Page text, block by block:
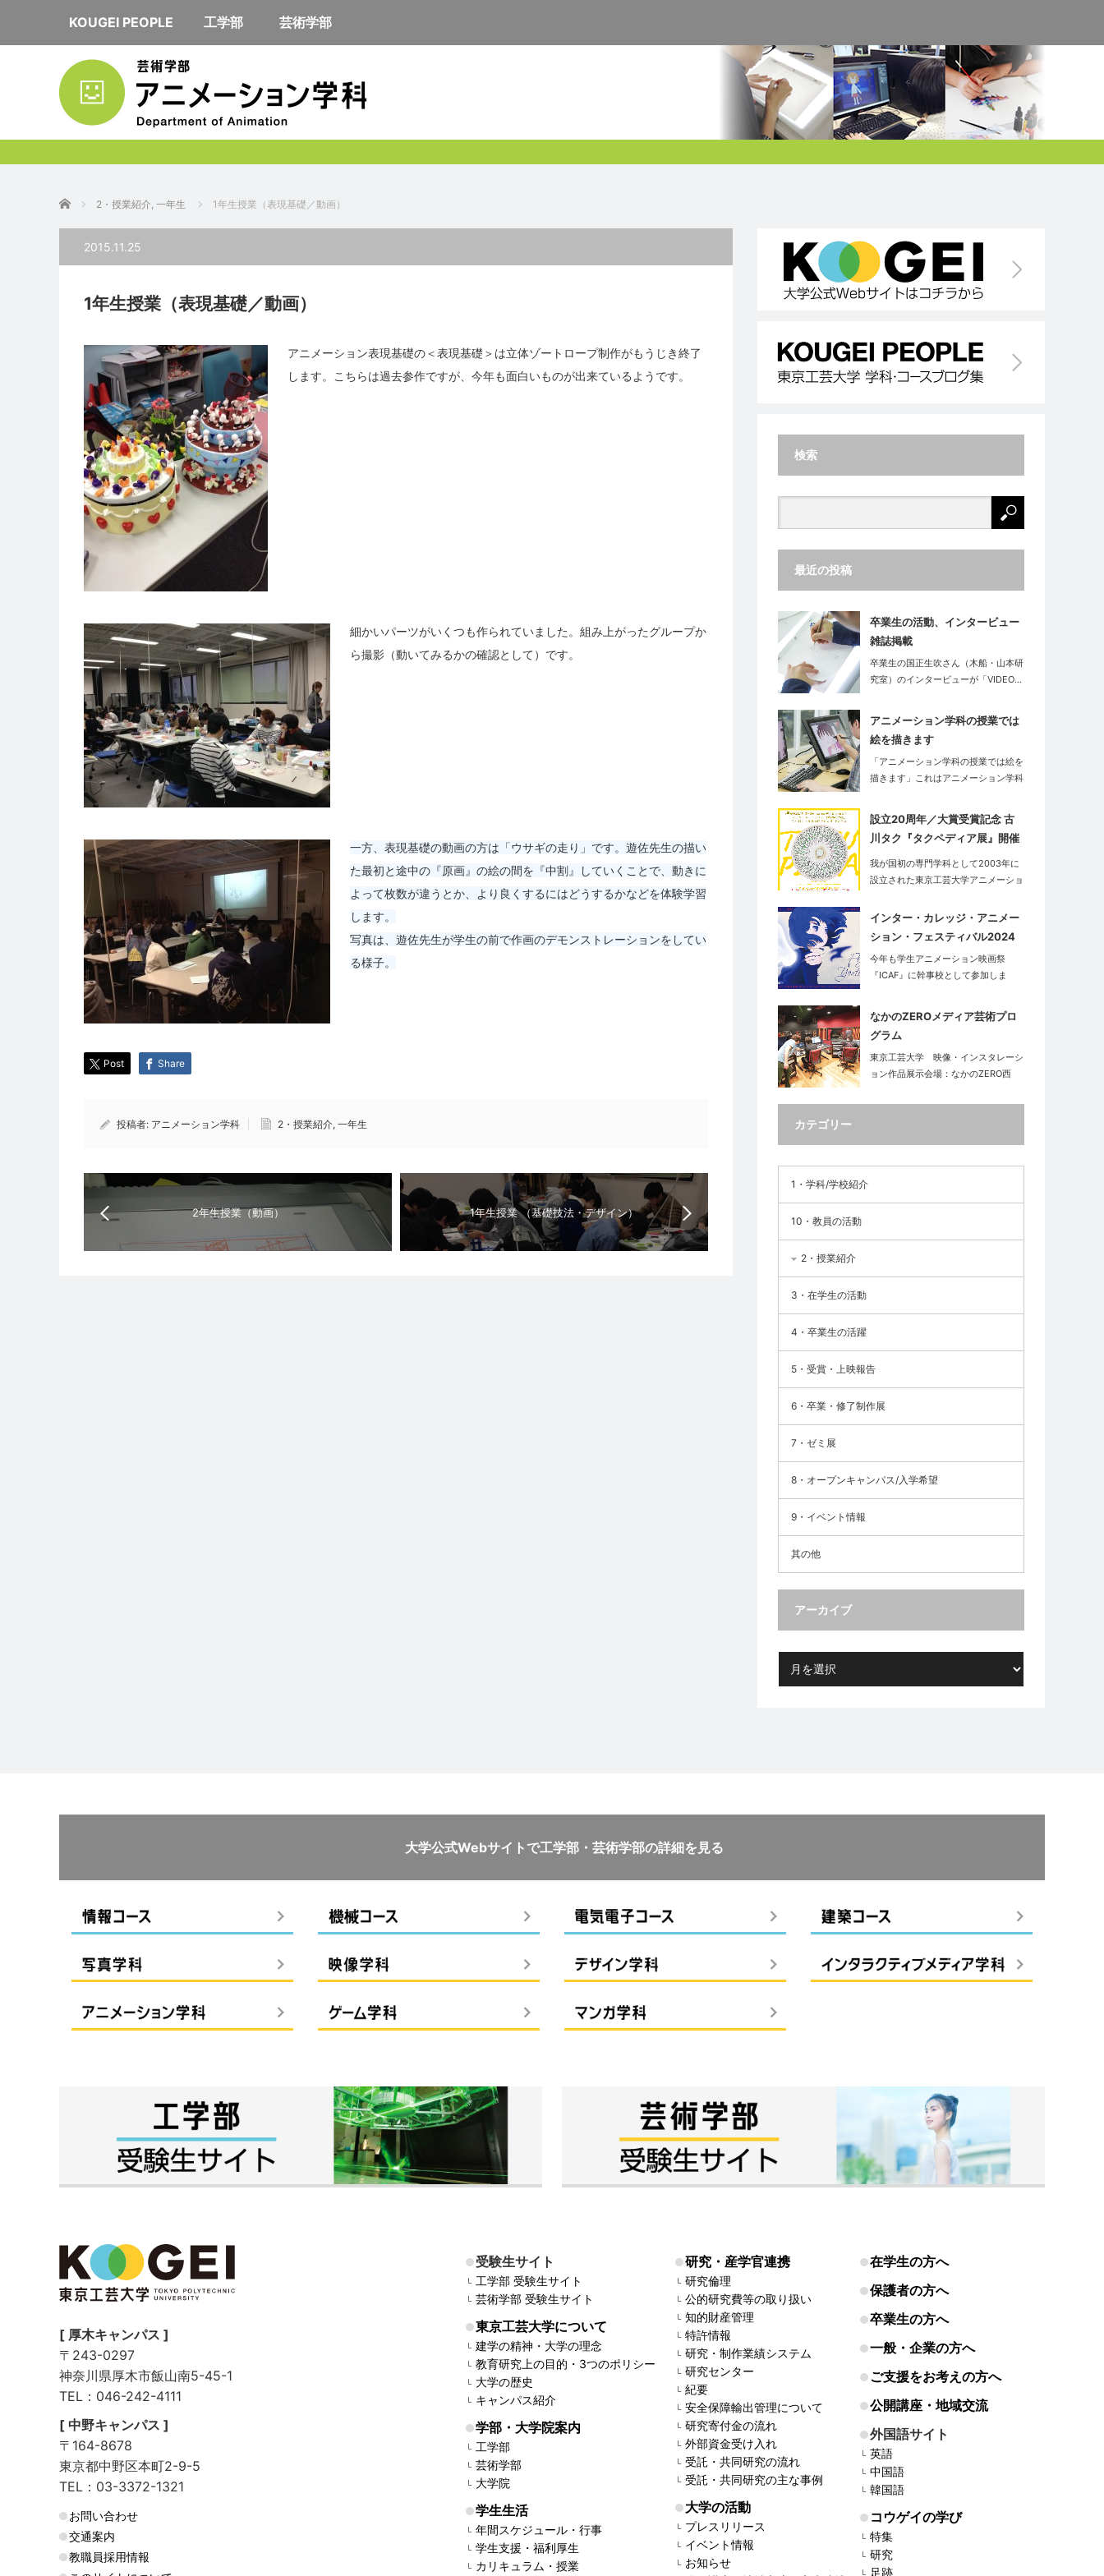
KOUGEI PEOPLE 工学部 芸術学部
ホーム 2・授業紹介, 一年生 1年生授業（表現基礎／動画）
2015.11.25
1年生授業（表現基礎／動画）
アニメーション表現基礎の＜表現基礎＞は立体ゾートロープ制作がもうじき終了
します。こちらは過去参作ですが、今年も面白いものが出来ているようです。
細かいパーツがいくつも作られていました。組み上がったグループか
ら撮影（動いてみるかの確認として）です。
一方、表現基礎の動画の方は「ウサギの走り」です。遊佐先生の描い
た最初と途中の『原画』の絵の間を『中割』していくことで、動きに
よって枚数が違うとか、より良くするにはどうするかなどを体験学習
します。
写真は、遊佐先生が学生の前で作画のデモンストレーションをしてい
る様子。
Post Share
投稿者: アニメーション学科 2・授業紹介, 一年生
2年生授業（動画） 1年生授業 （基礎技法・デザイン）
検索
最近の投稿
卒業生の活動、インタービュー
雑誌掲載
卒業生の国正生吹さん（木船・山本研
究室）のインタービューが「VIDEO…
アニメーション学科の授業では
絵を描きます
「アニメーション学科の授業では絵を
描きます」これはアニメーション学科
設立20周年／大賞受賞記念 古
川タク『タクペディア展』開催
中
我が国初の専門学科として2003年に
設立された東京工芸大学アニメーショ
インター・カレッジ・アニメー
ション・フェスティバル2024
今年も学生アニメーション映画祭
『ICAF』に幹事校として参加しま
なかのZEROメディア芸術プロ
グラム
東京工芸大学 映像・インスタレーシ
ョン作品展示会場：なかのZERO西
カテゴリー
1・学科/学校紹介
10・教員の活動
2・授業紹介
3・在学生の活動
4・卒業生の活躍
5・受賞・上映報告
6・卒業・修了制作展
7・ゼミ展
8・オープンキャンパス/入学希望
9・イベント情報
其の他
アーカイブ
大学公式Webサイトで工学部・芸術学部の詳細を見る
[ 厚木キャンパス ]
〒243-0297
神奈川県厚木市飯山南5-45-1
TEL：046-242-4111
[ 中野キャンパス ]
〒164-8678
東京都中野区本町2-9-5
TEL：03-3372-1321
お問い合わせ
交通案内
教職員採用情報
受験生サイト
工学部 受験生サイト
芸術学部 受験生サイト
東京工芸大学について
建学の精神・大学の理念
教育研究上の目的・3つのポリシー
大学の歴史
キャンパス紹介
学部・大学院案内
工学部
芸術学部
大学院
学生生活
年間スケジュール・行事
学生支援・福利厚生
カリキュラム・授業
研究・産学官連携
研究倫理
公的研究費等の取り扱い
知的財産管理
特許情報
研究・制作業績システム
研究センター
紀要
安全保障輸出管理について
研究寄付金の流れ
外部資金受け入れ
受託・共同研究の流れ
受託・共同研究の主な事例
大学の活動
プレスリリース
イベント情報
お知らせ
在学生の方へ
保護者の方へ
卒業生の方へ
一般・企業の方へ
ご支援をお考えの方へ
公開講座・地域交流
外国語サイト
英語
中国語
韓国語
コウゲイの学び
特集
研究
足跡